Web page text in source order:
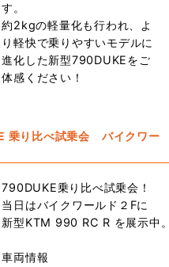
す。
約2kgの軽量化も行われ、よ
り軽快で乗りやすいモデルに
進化した新型790DUKEをご
体感ください！
り比べ試乗会 バイクワー
790DUKE乗り比べ試乗会！
当日はバイクワールド２Fに
新型KTM 990 RC R を展示中
車両情報